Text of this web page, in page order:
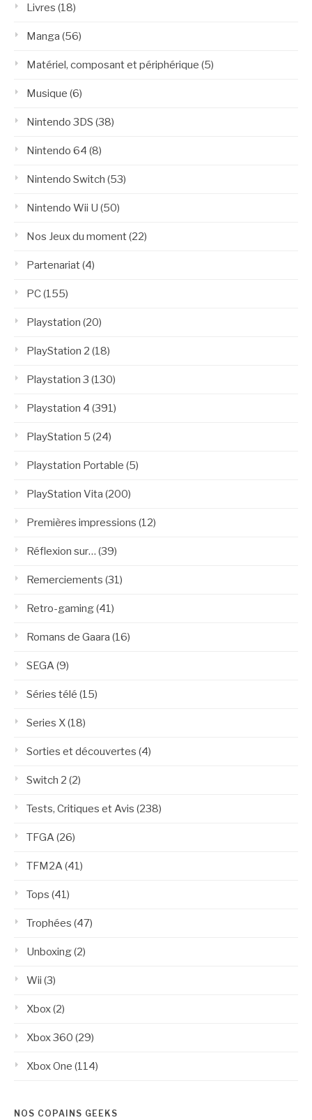
Livres (18)
Manga (56)
Matériel, composant et périphérique (5)
Musique (6)
Nintendo 3DS (38)
Nintendo 64 (8)
Nintendo Switch (53)
Nintendo Wii U (50)
Nos Jeux du moment(22)
Partenariat(4)
PC(155)
Playstation (20)
PlayStation 2 (18)
Playstation 3 (130)
Playstation 4 (391)
PlayStation 5 (24)
Playstation Portable (5)
PlayStation Vita (200)
Premières impressions (12)
Réflexion sur… (39)
Remerciements (31)
Retro-gaming(41)
Romans de Gaara (16)
SEGA(9)
Séries télé (15)
Series X(18)
Sorties et découvertes (4)
Switch 2 (2)
Tests, Critiques et Avis (238)
TFGA(26)
TFM2A(41)
Tops (41)
Trophées (47)
Unboxing(2)
Wii (3)
Xbox(2)
Xbox 360 (29)
Xbox One (114)
NOS COPAINS GEEKS